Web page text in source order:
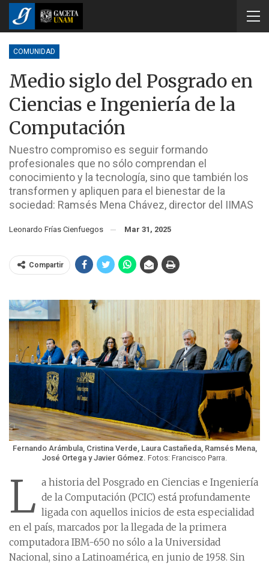
COMUNIDAD
Medio siglo del Posgrado en
Ciencias e Ingeniería de la
Computación
Nuestro compromiso es seguir formando
profesionales que no sólo comprendan el
conocimiento y la tecnología, sino que también los
transformen y apliquen para el bienestar de la
sociedad: Ramsés Mena Chávez, director del IIMAS
Leonardo Frías Cienfuegos Mar 31, 2025
Compartir
Fernando Arámbula, Cristina Verde, Laura Castañeda, Ramsés Mena,
José Ortega y Javier Gómez. Fotos: Francisco Parra.
L a historia del Posgrado en Ciencias e Ingeniería
de la Computación (PCIC) está profundamente
ligada con aquellos inicios de esta especialidad
en el país, marcados por la llegada de la primera
computadora IBM-650 no sólo a la Universidad
Nacional, sino a Latinoamérica, en junio de 1958. Sin